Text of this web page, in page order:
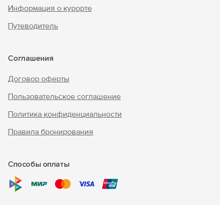
Информация о курорте
Путеводитель
Соглашения
Договор оферты
Пользовательское соглашение
Политика конфиденциальности
Правила бронирования
Способы оплаты